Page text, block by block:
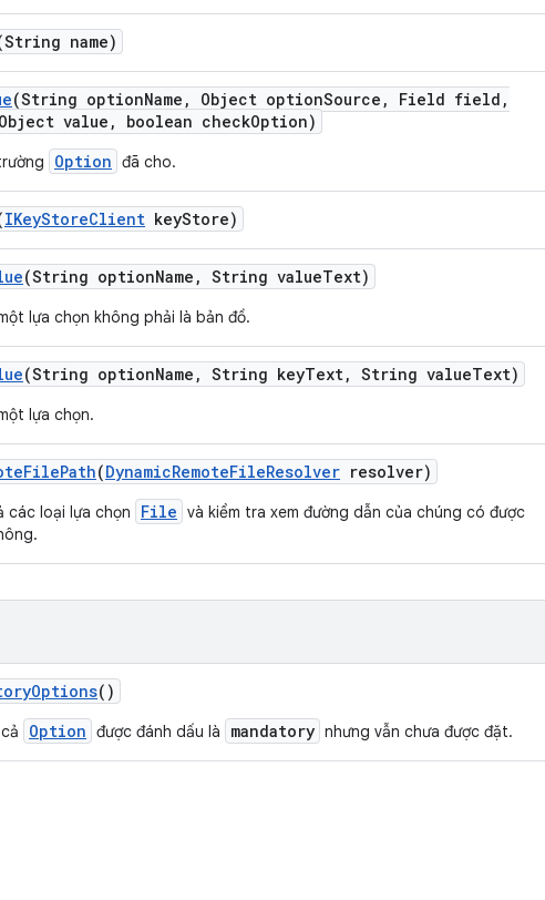
name)
(String optionName , Object optionSource , Field field ,
Object value , boolean checkOption)
Option đã cho.
IKeyStoreClient keyStore)
(String optionName , String valueText)
lựa chọn không phải là bản đồ.
(String optionName , String keyText, String valueText)
lựa chọn.
FilePath(DynamicRemoteFileResolver resolver)
các loại lựa chọn File và kiểm tra xem đường dẫn của chúng có được
Options()
Option được đánh dấu là mandatory nhưng vẫn chưa được đặt.